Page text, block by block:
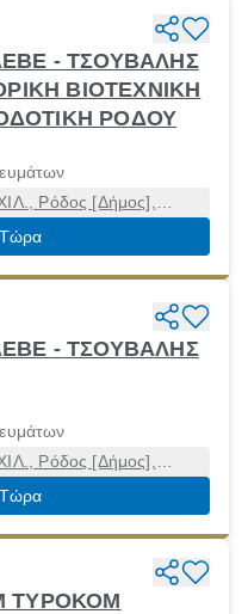
- ΤΣΟΥΒΑΛΗΣ
ΒΙΟΤΕΧΝΙΚΗ
ΡΟΔΟΥ
Ρόδος [Δήμος],
85100
- ΤΣΟΥΒΑΛΗΣ
Ρόδος [Δήμος],
85100
ΤΥΡΟΚΟΜ